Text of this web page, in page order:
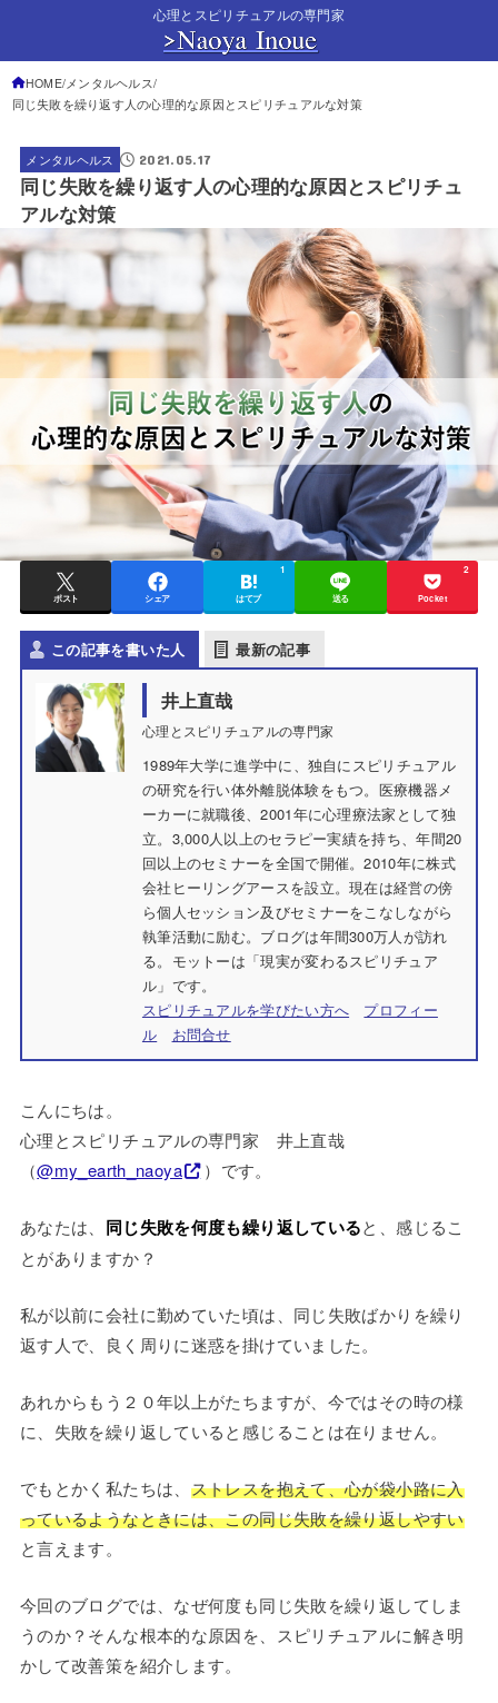
心理とスピリチュアルの専門家
HOME メンタルヘルス
同じ失敗を繰り返す人の心理的な原因とスピリチュアルな対策
メンタルヘルス 2021.05.17
同じ失敗を繰り返す人の心理的な原因とスピリチュ
アルな対策
ポスト シェア はてブ
1
送る Pocket
2
この記事を書いた人 最新の記事
井上直哉
心理とスピリチュアルの専門家
1989年大学に進学中に、独自にスピリチュアル
の研究を行い体外離脱体験をもつ。医療機器メ
ーカーに就職後、2001年に心理療法家として独
立。3,000人以上のセラピー実績を持ち、年間20
回以上のセミナーを全国で開催。2010年に株式
会社ヒーリングアースを設立。現在は経営の傍
ら個人セッション及びセミナーをこなしながら
執筆活動に励む。ブログは年間300万人が訪れ
る。モットーは「現実が変わるスピリチュア
ル」です。
スピリチュアルを学びたい方へ
プロフィー
ル
お問合せ
こんにちは。
心理とスピリチュアルの専門家 井上直哉
（@my_earth_naoya ）です。
あなたは、 同じ失敗を何度も繰り返していると、感じるこ
とがありますか？
私が以前に会社に勤めていた頃は、同じ失敗ばかりを繰り
返す人で、良く周りに迷惑を掛けていました。
あれからもう２０年以上がたちますが、今ではその時の様
に、失敗を繰り返していると感じることは在りません。
でもとかく私たちは、 ストレスを抱えて、心が袋小路に入
っているようなときには、この同じ失敗を繰り返しやすい
と言えます。
今回のブログでは、なぜ何度も同じ失敗を繰り返してしま
うのか？そんな根本的な原因を、スピリチュアルに解き明
かして改善策を紹介します。